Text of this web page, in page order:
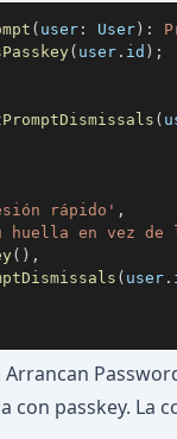
( user : User) :
( user . id ) ;
(
rápido' ,
huella en vez de
( ) ,
( user .
con passkey. La